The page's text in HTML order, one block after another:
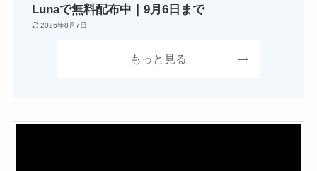
Lunaで無料配布中｜9月6日まで
2026年8月7日
もっと見る